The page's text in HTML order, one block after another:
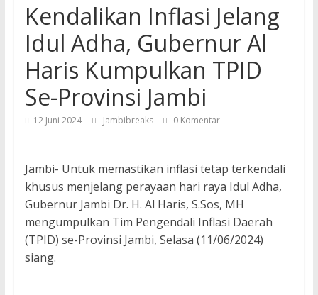
Kendalikan Inflasi Jelang
Idul Adha, Gubernur Al
Haris Kumpulkan TPID
Se-Provinsi Jambi
12 Juni 2024 Jambibreaks 0 Komentar
Jambi- Untuk memastikan inflasi tetap terkendali
khusus menjelang perayaan hari raya Idul Adha,
Gubernur Jambi Dr. H. Al Haris, S.Sos, MH
mengumpulkan Tim Pengendali Inflasi Daerah
(TPID) se-Provinsi Jambi, Selasa (11/06/2024)
siang.